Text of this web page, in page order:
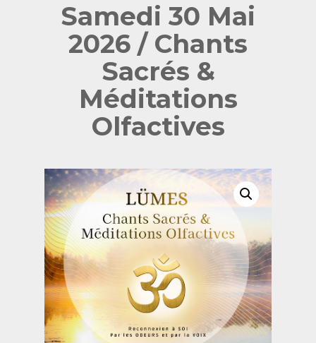
Samedi 30 Mai
2026 / Chants
Sacrés &
Méditations
Olfactives